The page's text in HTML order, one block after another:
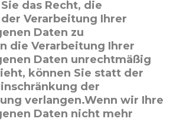
das Recht, die
Verarbeitung Ihrer
Daten zu
die Verarbeitung Ihrer
Daten unrechtmäßig
können Sie statt der
der
verlangen.Wenn wir Ihre
Daten nicht mehr